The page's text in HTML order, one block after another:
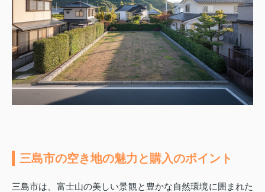
三島市の空き地の魅力と購入のポイント
三島市は、富士山の美しい景観と豊かな自然環境に囲まれた